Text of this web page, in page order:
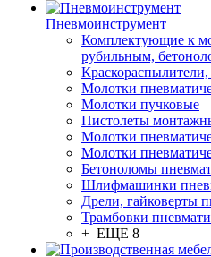
Пневмоинструмент
Комплектующие к
рубильным,
Краскораспылители,
Молотки
Молотки пучковые
Пистолеты
Молотки
Молотки
Бетоноломы
Шлифмашинки
Дрели, гайковерты
Трамбовки
+ ЕЩЕ 8